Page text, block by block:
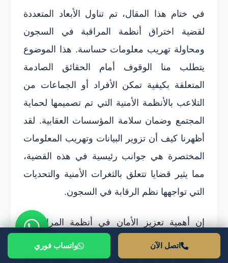
في ختام هذا المقال، تم تناول الأبعاد المتعددة
لقضية اختراق أنظمة المراقبة في السجون
ومحاولة تهريب معلومات حساسة. هذا الموضوع
يتطلب منا الوقوف أمام الحقائق الصادمة
المتعلقة بكيفية تمكن الأفراد أو الجماعات من
التلاعب بالأنظمة الأمنية التي تم تصميمها لحماية
المجتمع وضمان سلامة المؤسسات العقابية. لقد
أظهرنا كيف أن تزوير البيانات وتهريب المعلومات
المختصرة هي جوانب رئيسية في هذه القضية،
مما يثير قضايا تتعلق بالثغرات الأمنية والتحديات
التي تواجهها نظم الرقابة في السجون.
إن أهمية تعزيز الأمان في أنظمة المراقبة لا
يمكن أن تُغفل، حيث أن وجود نظم فعالة
وموثوقة هو خط الدفاع الأول ضد أعمال التسلل
اتصل الآن واتساب فوري